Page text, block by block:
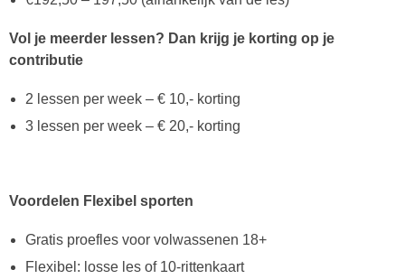
Vol je meerder lessen? Dan krijg je korting op je
contributie
2 lessen per week – € 10,- korting
3 lessen per week – € 20,- korting
Voordelen Flexibel sporten
Gratis proefles voor volwassenen 18+
Flexibel: losse les of 10-rittenkaart